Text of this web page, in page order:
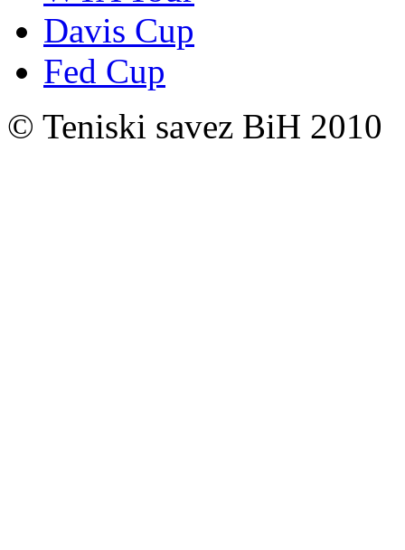
Davis Cup
Fed Cup
© Teniski savez BiH 2010